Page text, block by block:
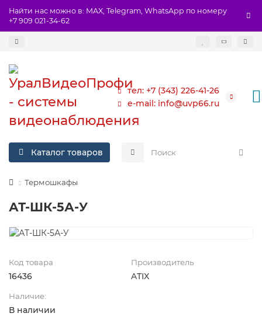
Найти нас можно в: MAX, Telegram, WhatsApp по номеру
+7 909 021-34-62
тел: +7 (343) 226-41-26
e-mail: info@uvp66.ru
Каталог товаров
Термошкафы
АТ-ШК-5А-У
Код товара
16436
Производитель
ATIX
Наличие:
В наличии